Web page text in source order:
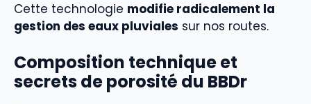
Cette technologie modifie radicalement la
gestion des eaux pluviales sur nos routes.
Composition technique et
secrets de porosité du BBDr